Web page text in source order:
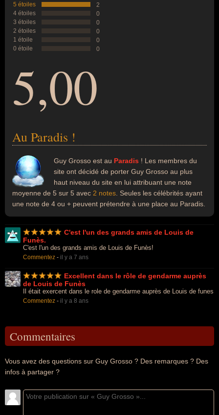
5 étoiles
2
4 étoiles
0
3 étoiles
0
2 étoiles
0
1 étoile
0
0 étoile
0
5,00
Au Paradis !
Guy Grosso est au Paradis ! Les membres du
site ont décidé de porter Guy Grosso au plus
haut niveau du site en lui attribuant une note
moyenne de 5 sur 5 avec 2 notes . Seules les célébrités ayant
une note de 4 ou + peuvent prétendre à une place au Paradis.
C'est l'un des grands amis de Louis de
Funès.
C'est l'un des grands amis de Louis de Funès!
Commentez - il y a 7 ans
Excellent dans le rôle de gendarme auprès
de Louis de Funès
Il était exercent dans le role de gendarme auprès de Louis de funes
Commentez - il y a 8 ans
Commentaires
Vous avez des questions sur Guy Grosso ? Des remarques ? Des
infos à partager ?